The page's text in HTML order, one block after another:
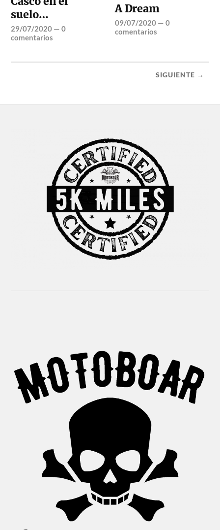
suelo…
29/07/2020 —0
comentarios
A Dream
09/07/2020 —0
comentarios
SIGUIENTE →